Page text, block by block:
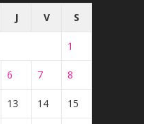
J V S
1
6 7 8
13 14 15